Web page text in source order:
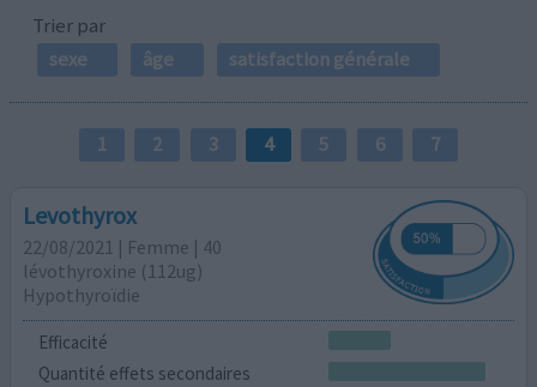
Trier par
sexe
âge satisfaction générale
1 2 3 4 5 6 7
Levothyrox
22/08/2021 | Femme | 40
lévothyroxine (112ug)
Hypothyroïdie
Efficacité
Quantité effets secondaires